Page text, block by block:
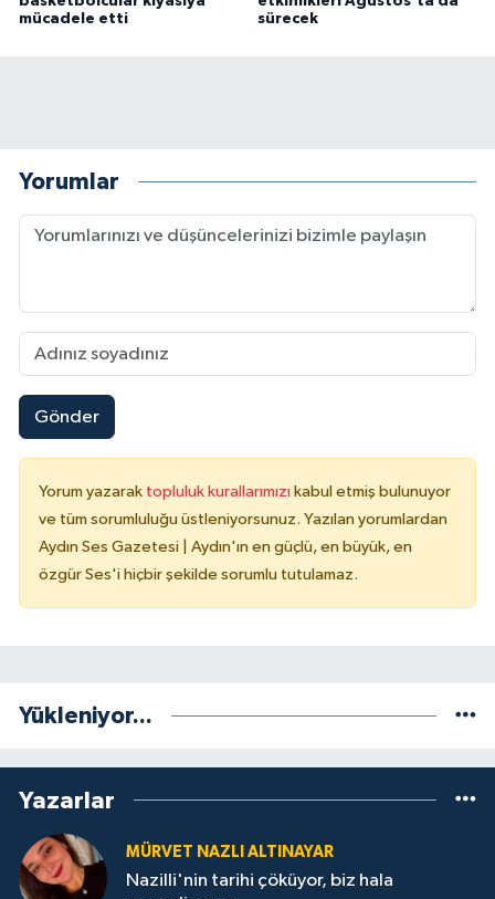
mücadele etti
sürecek
Yorumlar
Gönder
Yorum yazarak topluluk kurallarımızı kabul etmiş bulunuyor
ve tüm sorumluluğu üstleniyorsunuz. Yazılan yorumlardan
Aydın Ses Gazetesi | Aydın'ın en güçlü, en büyük, en
özgür Ses'i hiçbir şekilde sorumlu tutulamaz.
Yükleniyor...
Yazarlar
MÜRVET NAZLI ALTINAYAR
Nazilli'nin tarihi çöküyor, biz hala